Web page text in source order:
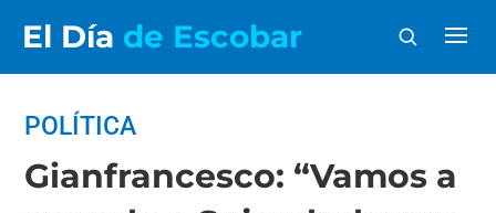
El Día de Escobar
POLÍTICA
Gianfrancesco: “Vamos a